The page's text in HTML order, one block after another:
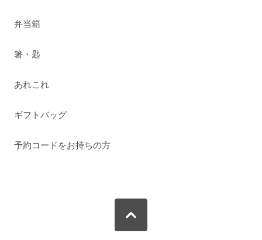
弁当箱
箸・匙
あれこれ
ギフトバッグ
予約コードをお持ちの方